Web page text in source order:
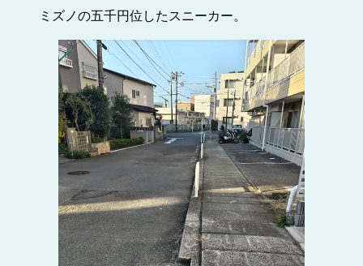
ミズノの五千円位したスニーカー。